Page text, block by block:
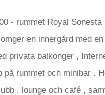
- rummet Royal
en innergård med
privata balkonger ,
på rummet och minibar .
, lounge och café ,